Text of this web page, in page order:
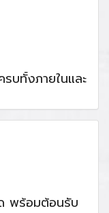
บทั้งภายในและ
พร้อมต้อนรับ